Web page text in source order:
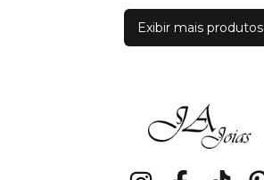
Exibir mais produtos